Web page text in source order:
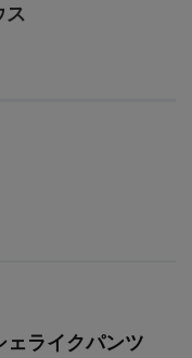
ス
ライクパンツ